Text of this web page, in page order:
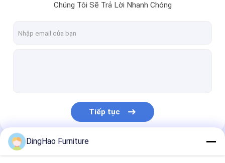
Chúng Tôi Sẽ Trả Lời Nhanh Chóng
Tiếp tục
Danh Mục Của Chúng Tôi
DingHao Furniture